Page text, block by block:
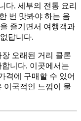
다. 세부의 전통 요리
번 맛봐야 하는 음
즐기면서 여행객과
답니다.
오래된 거리 콜론
니다. 이곳에서는
격에 구매할 수 있어
이국적인 느낌이 물